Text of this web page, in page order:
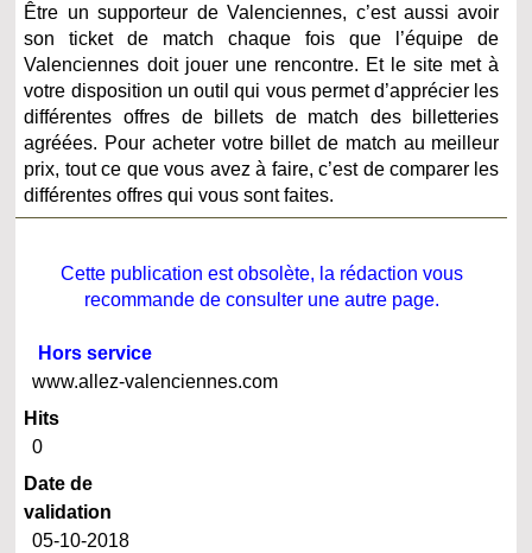
Être un supporteur de Valenciennes, c’est aussi avoir
son ticket de match chaque fois que l’équipe de
Valenciennes doit jouer une rencontre. Et le site met à
votre disposition un outil qui vous permet d’apprécier les
différentes offres de billets de match des billetteries
agréées. Pour acheter votre billet de match au meilleur
prix, tout ce que vous avez à faire, c’est de comparer les
différentes offres qui vous sont faites.
Cette publication est obsolète, la rédaction vous
recommande de consulter une autre page.
Hors service
www.allez-valenciennes.com
Hits
0
Date de
validation
05-10-2018